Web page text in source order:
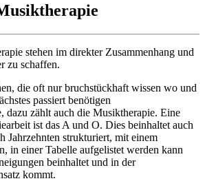
stehen im direkter Zusammenhang und
zu schaffen.
die oft nur bruchstückhaft wissen wo und
passiert benötigen
dazu zählt auch die Musiktherapie. Eine
ist das A und O. Dies beinhaltet auch
Jahrzehnten strukturiert, mit einem
in einer Tabelle aufgelistet werden kann
beinhaltet und in der
kommt.